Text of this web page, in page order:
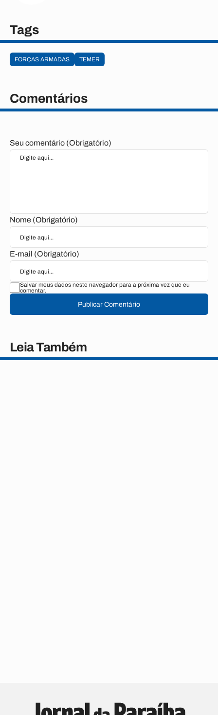
Tags
FORÇAS ARMADAS TEMER
Comentários
Seu comentário (Obrigatório)
Nome (Obrigatório)
E-mail (Obrigatório)
Salvar meus dados neste navegador para a próxima vez que eu
comentar.
Publicar Comentário
Leia Também